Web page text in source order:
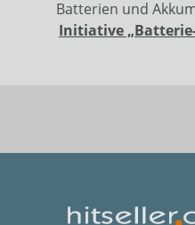
Batterien und
Initiative